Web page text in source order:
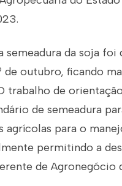
semeadura da soja
de outubro, ficando
trabalho de
de semeadura
agrícolas para o
permitindo a
de Agronegócio